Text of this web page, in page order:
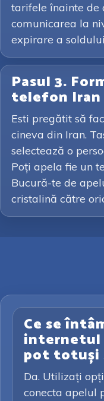
tarifele înainte de
comunicarea la
expirare a
Pasul 3.
telefon Iran
Esti pregătit să
cineva din Iran.
selectează o
Poți apela fie un
Bucură-te de
cristalină către
Ce se
internetul
pot totuși
Da. Utilizați
conecta apelul